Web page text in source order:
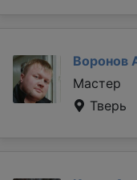
Воронов
Мастер
Тверь